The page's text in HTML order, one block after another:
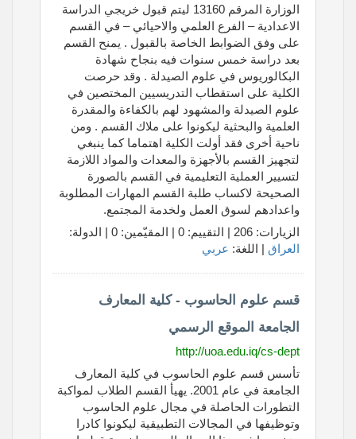
الوزارة المرقم 13160 ليتم قبول خريجي الدراسة
الاعدادية – الفرع العلمي والاحيائي – في القسم
على وفق الضوابط الخاصة بالقبول . يمنح القسم
بعد دراسة خمس سنوات فيه بنجاح شهادة
البكالوريوس في علوم الصيدلة . وقد حرصت
الكلية على استقطاب التدريسيين المختصين في
علوم الصيدلة والمشهود لهم بالكفاءة والمقدرة
العلمية والبحثية ليكونوا على ملاك القسم . ومن
ناحية أخرى فقد أولت الكلية اهتماما كما ينبغي
لتجهيز القسم بالأجهزة والمعدات والمواد اللازمة
لتسيير العملية التعليمية في القسم بالصورة
الصحيحة لاكساب طلبة القسم المهارات المطلوبة
واعدادهم لسوق العمل ولخدمة المجتمع.
الزيارات: 206 | التقييم: 0 | المقيّمين: 0 | الدولة:
العراق | اللغة: عربي
قسم علوم الحاسوب - كلية المعارف
الجامعة الموقع الرسمي
http://uoa.edu.iq/cs-dept
تأسس قسم علوم الحاسوب في كلية المعارف
الجامعة في عام 2001. يهيأ القسم الطلاب لمواكبة
التطورات الحاصلة في مجال علوم الحاسوب
وتوظيفها في المجالات التطبيقية ليكونوا كادرا